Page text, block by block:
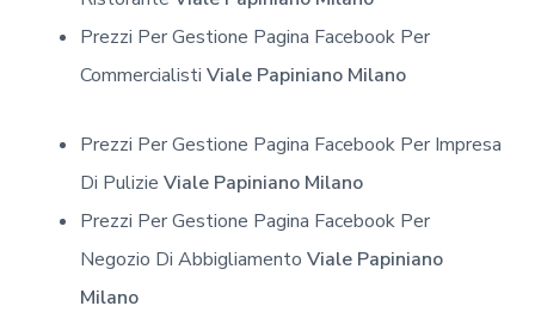
Prezzi Per Gestione Pagina Facebook Per
Commercialisti Viale Papiniano Milano
Prezzi Per Gestione Pagina Facebook Per Impresa
Di Pulizie Viale Papiniano Milano
Prezzi Per Gestione Pagina Facebook Per
Negozio Di Abbigliamento Viale Papiniano
Milano